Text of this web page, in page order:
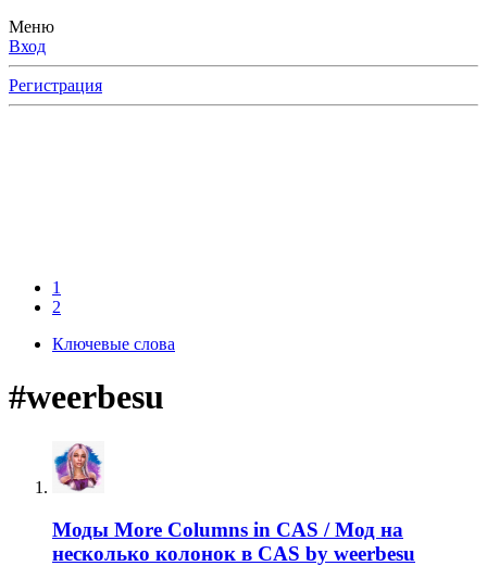
Меню
Вход
Регистрация
1
2
Ключевые слова
#weerbesu
Моды More Columns in CAS / Мод на
несколько колонок в CAS by weerbesu